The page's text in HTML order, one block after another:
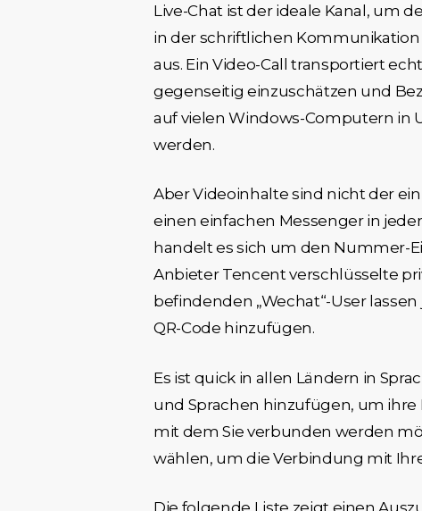
Live-Chat ist der ideale Kanal, um
in der schriftlichen
aus. Ein Video-Call transportiert
gegenseitig einzuschätzen und
auf vielen Windows-Computern in
werden.
Aber Videoinhalte sind nicht der
einen einfachen Messenger in
handelt es sich um den Nummer-
Anbieter Tencent verschlüsselte
befindenden „Wechat“-User
QR-Code hinzufügen.
Es ist quick in allen Ländern in
und Sprachen hinzufügen, um
mit dem Sie verbunden werden
wählen, um die Verbindung mit
Die folgende Liste zeigt einen